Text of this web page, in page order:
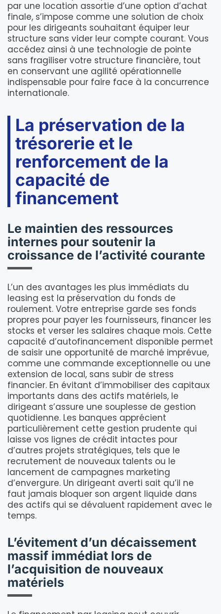
par une location assortie d’une option d’achat
finale, s’impose comme une solution de choix
pour les dirigeants souhaitant équiper leur
structure sans vider leur compte courant. Vous
accédez ainsi à une technologie de pointe
sans fragiliser votre structure financière, tout
en conservant une agilité opérationnelle
indispensable pour faire face à la concurrence
internationale.
La préservation de la
trésorerie et le
renforcement de la
capacité de
financement
Le maintien des ressources
internes pour soutenir la
croissance de l’activité courante
L’un des avantages les plus immédiats du
leasing est la préservation du fonds de
roulement. Votre entreprise garde ses fonds
propres pour payer les fournisseurs, financer les
stocks et verser les salaires chaque mois. Cette
capacité d’autofinancement disponible permet
de saisir une opportunité de marché imprévue,
comme une commande exceptionnelle ou une
extension de local, sans subir de stress
financier. En évitant d’immobiliser des capitaux
importants dans des actifs matériels, le
dirigeant s’assure une souplesse de gestion
quotidienne. Les banques apprécient
particulièrement cette gestion prudente qui
laisse vos lignes de crédit intactes pour
d’autres projets stratégiques, tels que le
recrutement de nouveaux talents ou le
lancement de campagnes marketing
d’envergure. Un dirigeant averti sait qu’il ne
faut jamais bloquer son argent liquide dans
des actifs qui se dévaluent rapidement avec le
temps.
L’évitement d’un décaissement
massif immédiat lors de
l’acquisition de nouveaux
matériels